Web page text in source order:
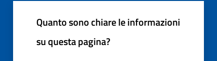
Quanto sono chiare le informazioni
su questa pagina?